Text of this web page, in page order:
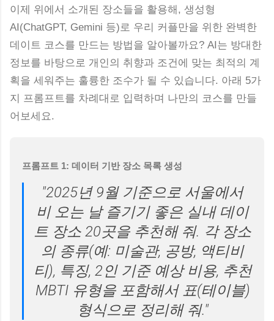
이제 위에서 소개된 장소들을 활용해, 생성형
AI(ChatGPT, Gemini 등)로 우리 커플만을 위한 완벽한
데이트 코스를 만드는 방법을 알아볼까요? AI는 방대한
정보를 바탕으로 개인의 취향과 조건에 맞는 최적의 계
획을 세워주는 훌륭한 조수가 될 수 있습니다. 아래 5가
지 프롬프트를 차례대로 입력하며 나만의 코스를 만들
어보세요.
프롬프트 1: 데이터 기반 장소 목록 생성
"2025년 9월 기준으로 서울에서
비 오는 날 즐기기 좋은 실내 데이
트 장소 20곳을 추천해 줘. 각 장소
의 종류(예: 미술관, 공방, 액티비
티), 특징, 2인 기준 예상 비용, 추천
MBTI 유형을 포함해서 표(테이블)
형식으로 정리해 줘."